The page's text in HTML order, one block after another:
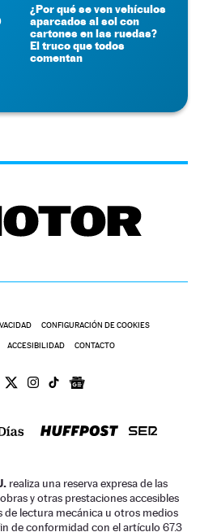
¿Por qué se ven vehículos
aparcados al sol con
cartones en las ruedas?
El truco que todos
comentan
CONFIGURACIÓN DE COOKIES
ACCESIBILIDAD CONTACTO
realiza una reserva expresa de las
y otras prestaciones accesibles
de lectura mecánica u otros medios
de conformidad con el artículo 67.3